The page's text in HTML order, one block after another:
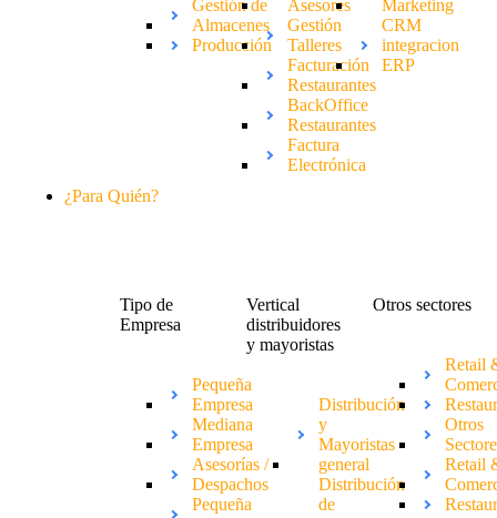
Gestión de
Almacenes
Producción
Asesores
Gestión
Talleres
Facturación
Restaurantes
BackOffice
Restaurantes
Factura
Electrónica
Marketing
CRM
integracion
ERP
¿Para Quién?
Tipo de
Empresa
Pequeña
Empresa
Mediana
Empresa
Asesorías /
Despachos
Pequeña
Vertical
distribuidores
y mayoristas
Distribución
y
Mayoristas
general
Distribución
de
Otros sectores
Retail
Otros
Retail